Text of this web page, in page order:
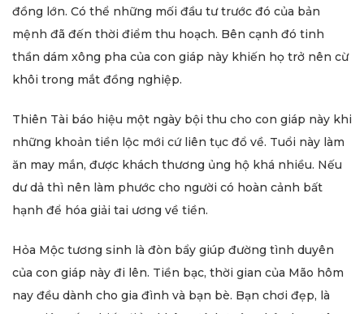
đồng lớn. Có thể những mối đầu tư trước đó của bản
mệnh đã đến thời điểm thu hoạch. Bên cạnh đó tinh
thần dám xông pha của con giáp này khiến họ trở nên cừ
khôi trong mắt đồng nghiệp.
Thiên Tài báo hiệu một ngày bội thu cho con giáp này khi
những khoản tiền lộc mới cứ liên tục đổ về. Tuổi này làm
ăn may mắn, được khách thương ủng hộ khá nhiều. Nếu
dư dả thì nên làm phước cho người có hoàn cảnh bất
hạnh để hóa giải tai ương về tiền.
Hỏa Mộc tương sinh là đòn bẩy giúp đường tình duyên
của con giáp này đi lên. Tiền bạc, thời gian của Mão hôm
nay đều dành cho gia đình và bạn bè. Bạn chơi đẹp, là